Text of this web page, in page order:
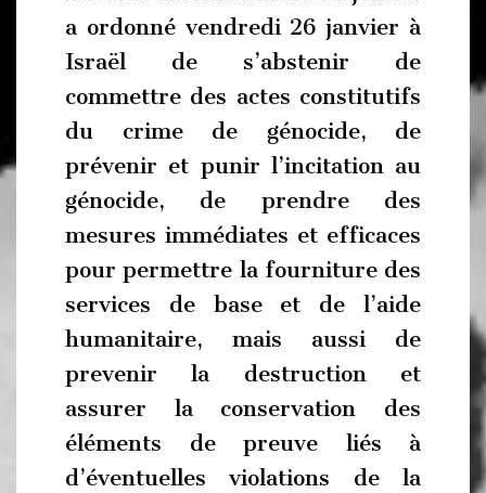
a ordonné vendredi 26 janvier à
Israël de s’abstenir de
commettre des actes constitutifs
du crime de génocide, de
prévenir et punir l’incitation au
génocide, de prendre des
mesures immédiates et efficaces
pour permettre la fourniture des
services de base et de l’aide
humanitaire, mais aussi de
prevenir la destruction et
assurer la conservation des
éléments de preuve liés à
d’éventuelles violations de la